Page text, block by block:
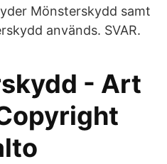
Mönsterskydd samt
används. SVAR.
- Art